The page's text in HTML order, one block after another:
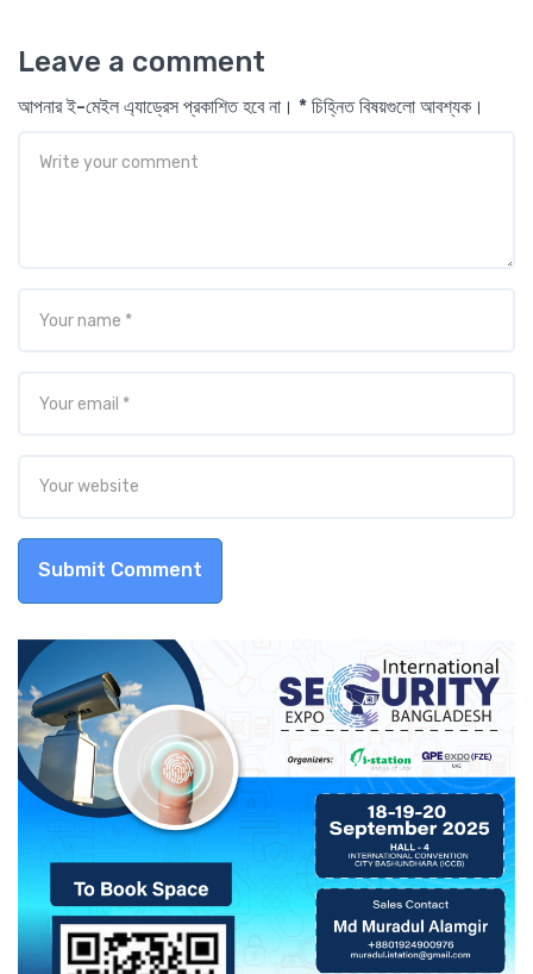
Leave a comment
আপনার ই-মেইল এ্যাড্রেস প্রকাশিত হবে না। * চিহ্নিত বিষয়গুলো আবশ্যক।
Submit Comment